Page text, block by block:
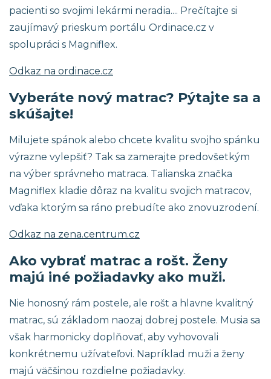
pacienti so svojimi lekármi neradia.... Prečítajte si
zaujímavý prieskum portálu Ordinace.cz v
spolupráci s Magniflex.
Odkaz na ordinace.cz
Vyberáte nový matrac? Pýtajte sa a
skúšajte!
Milujete spánok alebo chcete kvalitu svojho spánku
výrazne vylepšiť? Tak sa zamerajte predovšetkým
na výber správneho matraca. Talianska značka
Magniflex kladie dôraz na kvalitu svojich matracov,
vďaka ktorým sa ráno prebudíte ako znovuzrodení.
Odkaz na zena.centrum.cz
Ako vybrať matrac a rošt. Ženy
majú iné požiadavky ako muži.
Nie honosný rám postele, ale rošt a hlavne kvalitný
matrac, sú základom naozaj dobrej postele. Musia sa
však harmonicky doplňovať, aby vyhovovali
konkrétnemu užívateľovi. Napríklad muži a ženy
majú väčšinou rozdielne požiadavky.